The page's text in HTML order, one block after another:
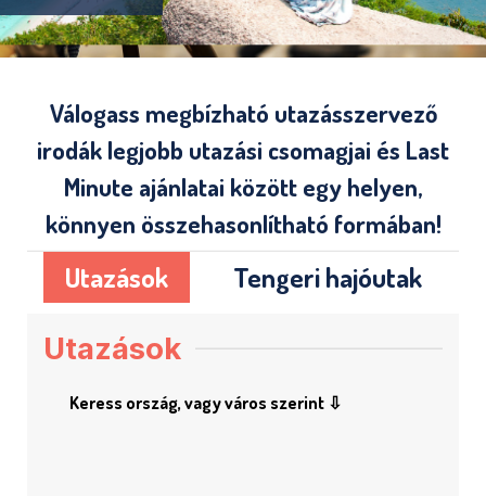
Válogass megbízható utazásszervező
irodák legjobb utazási csomagjai és Last
Minute ajánlatai között egy helyen,
könnyen összehasonlítható formában!
Utazások Tengeri hajóutak
Utazások
Keress ország, vagy város szerint ⇩